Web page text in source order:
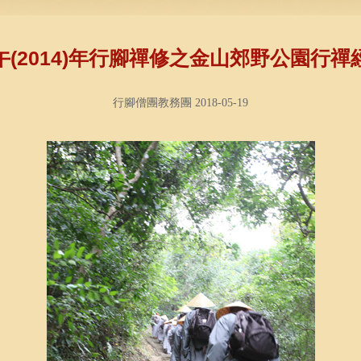
(2014)年行腳禪修之金山郊野公園行禪
行腳僧團教務團 2018-05-19